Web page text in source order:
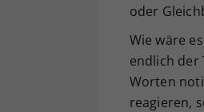
oder
Wie wäre
endlich der
Worten
reagieren,